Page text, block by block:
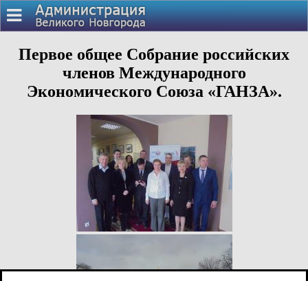
Первое общее Собрание российских
членов Международного
Экономического Союза «ГАНЗА».